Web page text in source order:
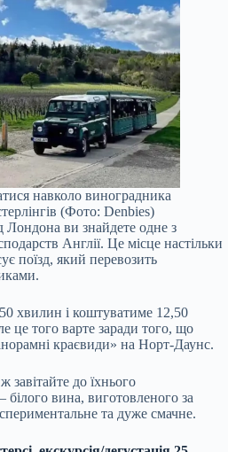
навколо виноградника
(Фото: Denbies)
Лондона ви знайдете одне з
Англії. Це місце настільки
поїзд, який перевозить
хвилин і коштуватиме 12,50
це того варте заради того, що
краєвиди» на Норт-Даунс.
завітайте до їхнього
вина, виготовленого за
та дуже смачне.